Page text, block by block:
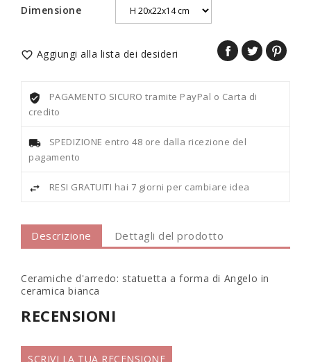
Dimensione
 Aggiungi alla lista dei desideri
PAGAMENTO SICURO tramite PayPal o Carta di
credito
SPEDIZIONE entro 48 ore dalla ricezione del
pagamento
RESI GRATUITI hai 7 giorni per cambiare idea
Descrizione Dettagli del prodotto
Ceramiche d'arredo: statuetta a forma di Angelo in
ceramica bianca
RECENSIONI
SCRIVI LA TUA RECENSIONE